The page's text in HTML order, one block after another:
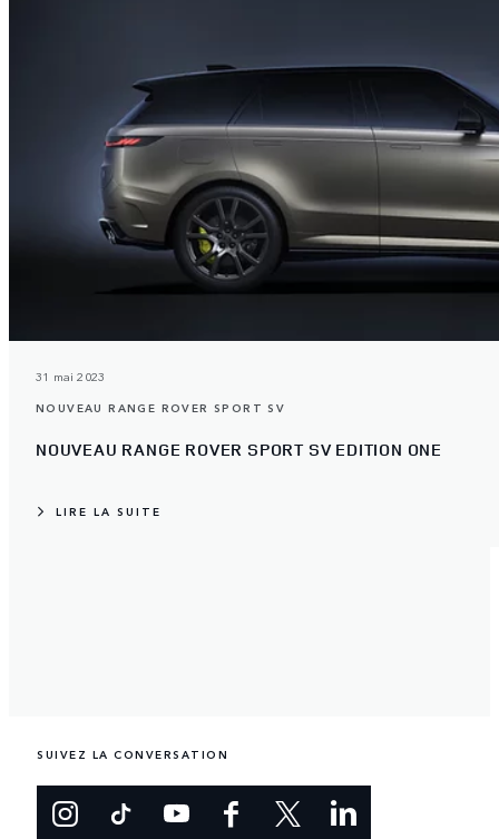
31 mai 2023
NOUVEAU RANGE ROVER SPORT SV
NOUVEAU RANGE ROVER SPORT SV EDITION ONE
LIRE LA SUITE
SUIVEZ LA CONVERSATION